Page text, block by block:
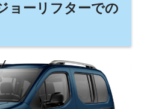
ョーリフターでの